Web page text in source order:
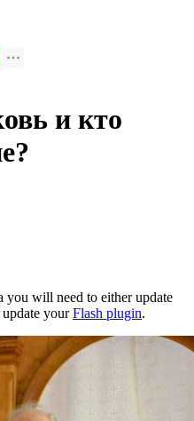
и кто
you will need to either update
yourFlash plugin.